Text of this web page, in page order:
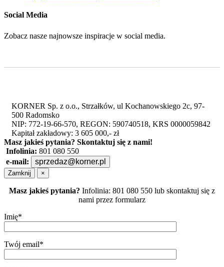
Social Media
Zobacz nasze najnowsze inspiracje w social media.
KORNER Sp. z o.o., Strzałków, ul Kochanowskiego 2c, 97-
500 Radomsko
NIP: 772-19-66-570, REGON: 590740518, KRS 0000059842
Kapitał zakładowy: 3 605 000,- zł
Masz jakieś pytania? Skontaktuj się z nami!
Infolinia: 801 080 550
e-mail:
sprzedaz@korner.pl
Zamknij ×
Masz jakieś pytania? Infolinia: 801 080 550 lub skontaktuj się z
nami przez formularz
Imię*
Twój email*